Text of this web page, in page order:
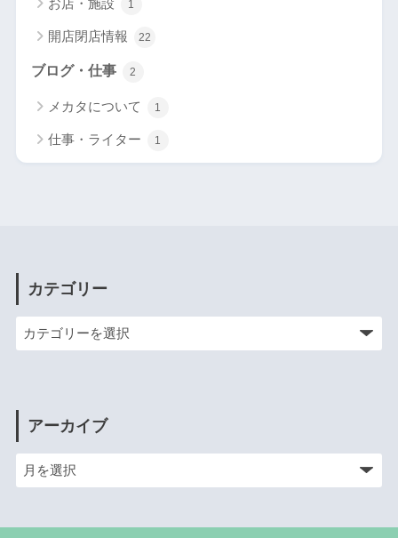
お店・施設 1
開店閉店情報 22
ブログ・仕事 2
メカタについて 1
仕事・ライター 1
カテゴリー
アーカイブ